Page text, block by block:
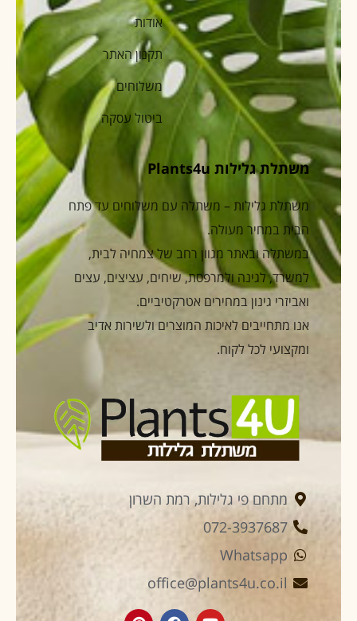
אודות
תקנון האתר
משלוחים
ביטול עסקה
משתלת גלילות Plants4u
משתלת גלילות – משתלה עם משלוחים עד פתח
הבית במחיר מעולה.
במשתלה ובאתר מגוון רחב של צמחיה לבית,
למשרד, לגינה ולמרפסת, שיחים, עציצים, עצים
ואביזרי גינון במחירים אטרקטיביים.
אנו מתחייבים לאיכות המוצרים ולשירות אדיב
ומקצועי לכל לקוח.
מתחם פי גלילות, רמת השרון
072-3937687
Whatsapp
office@plants4u.co.il